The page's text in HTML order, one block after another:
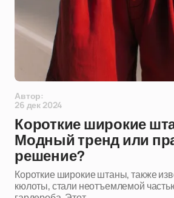
Автор:
26 дек 2024
Короткие широкие
Модный тренд или
решение?
Короткие широкие штаны, также
кюлоты, стали неотъемлемой